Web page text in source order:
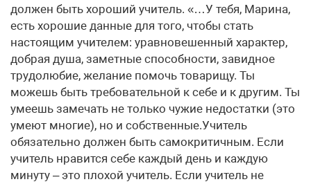
должен быть хороший учитель. «…У тебя, Марина,
есть хорошие данные для того, чтобы стать
настоящим учителем: уравновешенный характер,
добрая душа, заметные способности, завидное
трудолюбие, желание помочь товарищу. Ты
можешь быть требовательной к себе и к другим. Ты
умеешь замечать не только чужие недостатки (это
умеют многие), но и собственные.Учитель
обязательно должен быть самокритичным. Если
учитель нравится себе каждый день и каждую
минуту – это плохой учитель. Если учитель не